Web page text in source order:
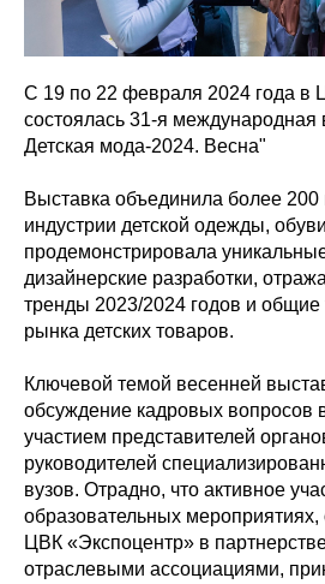
С 19 по 22 февраля 2024 года в
состоялась 31-я международная
Детская мода-2024. Весна"
Выставка объединила более
индустрии детской одежды,
продемонстрировала
дизайнерские разработки,
тренды 2023/2024 годов и общие
рынка детских товаров.
Ключевой темой весенней
обсуждение кадровых вопросов
участием представителей
руководителей
вузов. Отрадно, что активное
образовательных
ЦВК «Экспоцентр» в
отраслевыми ассоциациями,